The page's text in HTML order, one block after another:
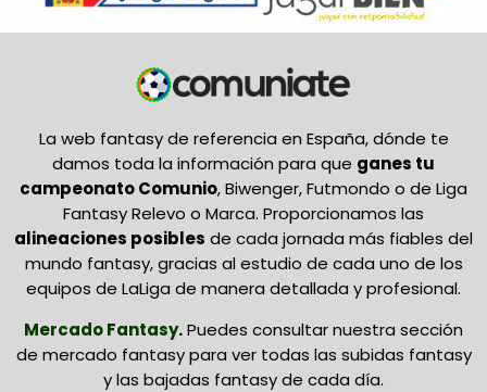
La web fantasy de referencia en España, dónde te
damos toda la información para que ganes tu
campeonato Comunio, Biwenger, Futmondo o de Liga
Fantasy Relevo o Marca. Proporcionamos las
alineaciones posibles de cada jornada más fiables del
mundo fantasy, gracias al estudio de cada uno de los
equipos de LaLiga de manera detallada y profesional.
Mercado Fantasy.Puedes consultar nuestra sección
de mercado fantasy para ver todas las subidas fantasy
y las bajadas fantasy de cada día.